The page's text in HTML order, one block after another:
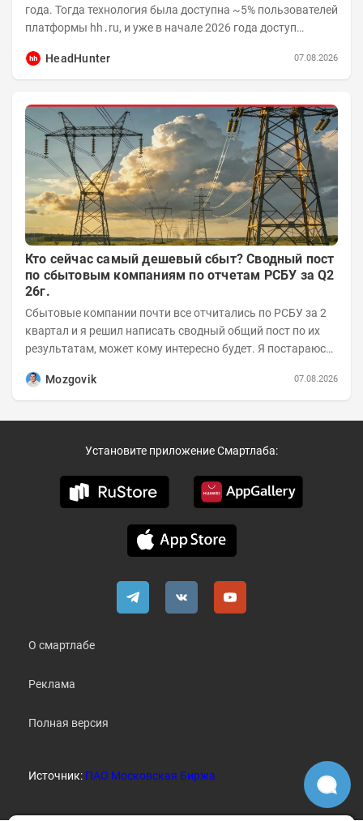
года. Тогда технология была доступна ~5% пользователей
платформы hh․ru, и уже в начале 2026 года доступ
HeadHunter
07.08.2026
Кто сейчас самый дешевый сбыт? Сводный пост
по сбытовым компаниям по отчетам РСБУ за Q2
26г.
Сбытовые компании почти все отчитались по РСБУ за 2
квартал и я решил написать сводный общий пост по их
результатам, может кому интересно будет. Я постараюсь
Mozgovik
07.08.2026
Установите приложение Смартлаба:
О смартлабе
Реклама
Полная версия
Источник: ПАО Московская Биржа